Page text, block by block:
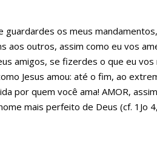
guardardes os meus
aos outros, assim como eu vos
amigos, se fizerdes o que eu vos
Jesus amou: até o fim, ao
por quem você ama! AMOR,
mais perfeito de Deus (cf. 1Jo